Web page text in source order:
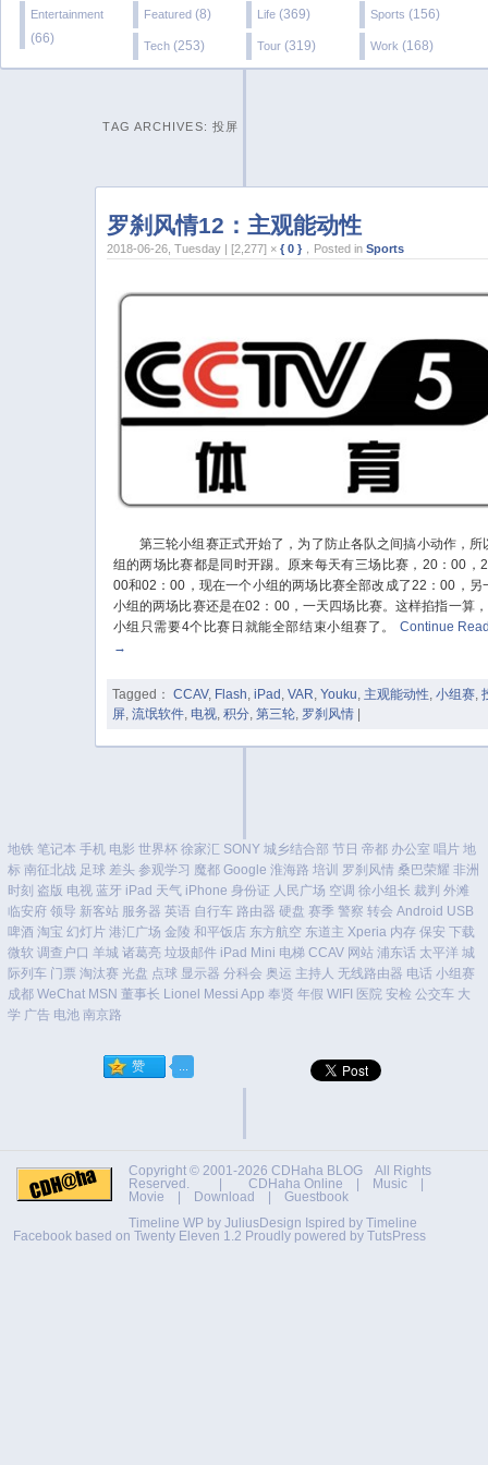
Entertainment
(66)
Featured (8) Life (369) Sports (156)
Tech (253) Tour (319) Work (168)
TAG ARCHIVES: 投屏
罗刹风情12：主观能动性
2018-06-26, Tuesday | [2,277] ×{ 0 } ，Posted inSports
第三轮小组赛正式开始了，为了防止各队之间搞小动作，所
组的两场比赛都是同时开踢。原来每天有三场比赛，20：00，
00和02：00，现在一个小组的两场比赛全部改成了22：00，另
小组的两场比赛还是在02：00，一天四场比赛。这样掐指一算
小组只需要4个比赛日就能全部结束小组赛了。
Continue
→
Tagged： CCAV, Flash,iPad ,VAR,Youku, 主观能动性,小组赛,
屏,流氓软件, 电视,积分,第三轮, 罗刹风情
地铁 笔记本 手机 电影 世界杯 徐家汇 SONY 城乡结合部 节日 帝都 办公室 唱片 地
标 南征北战 足球 差头 参观学习 魔都 Google 淮海路 培训 罗刹风情 桑巴荣耀 非洲
时刻 盗版 电视 蓝牙 iPad 天气 iPhone 身份证 人民广场 空调 徐小组长 裁判 外滩
临安府 领导 新客站 服务器 英语 自行车 路由器 硬盘 赛季 警察 转会 Android USB
啤酒 淘宝 幻灯片 港汇广场 金陵 和平饭店 东方航空 东道主 Xperia 内存 保安 下载
微软 调查户口 羊城 诸葛亮 垃圾邮件 iPad Mini 电梯 CCAV 网站 浦东话 太平洋 城
际列车 门票 淘汰赛 光盘 点球 显示器 分科会 奥运 主持人 无线路由器 电话 小组赛
成都 WeChat MSN 董事长 Lionel Messi App 奉贤 年假 WIFI 医院 安检 公交车 大
学 广告 电池 南京路
Copyright © 2001-2026 CDHaha BLOG All Rights
Reserved. | CDHaha Online Music
Movie
Download
Guestbook
Timeline WP by JuliusDesign Ispired by Timeline
Facebook based on Twenty Eleven 1.2 Proudly powered by TutsPress